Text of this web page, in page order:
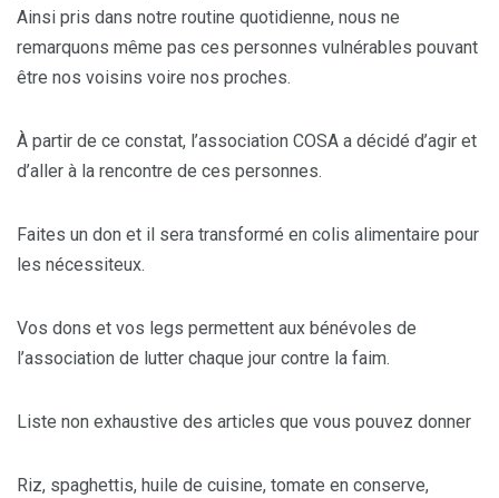
Ainsi pris dans notre routine quotidienne, nous ne
remarquons même pas ces personnes vulnérables pouvant
être nos voisins voire nos proches.
À partir de ce constat, l’association COSA a décidé d’agir et
d’aller à la rencontre de ces personnes.
Faites un don et il sera transformé en colis alimentaire pour
les nécessiteux.
Vos dons et vos legs permettent aux bénévoles de
l’association de lutter chaque jour contre la faim.
Liste non exhaustive des articles que vous pouvez donner
Riz, spaghettis, huile de cuisine, tomate en conserve,